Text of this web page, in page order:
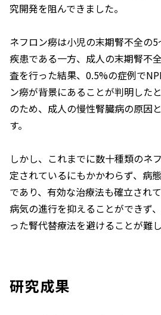
究開発を阻んできました。
ネフロン癆は小児の末期腎不全の
疾患である一方、成人の末期腎不
査を行った結果、0.5%の症例で
ン癆が背景にあることが判明した
のため、成人の慢性腎臓病の原因
す。
しかし、これまでに数十種類のネ
定されているにもかかわらず、病
であり、有効な治療法も確立され
病気の進行を抑えることができず
った腎代替療法を避けることが難
研究成果